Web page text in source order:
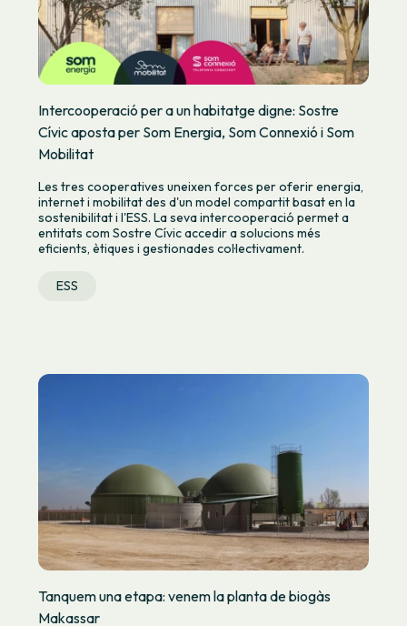
Intercooperació per a un habitatge digne: Sostre
Cívic aposta per Som Energia, Som Connexió i Som
Mobilitat
Les tres cooperatives uneixen forces per oferir energia,
internet i mobilitat des d'un model compartit basat en la
sostenibilitat i l'ESS. La seva intercooperació permet a
entitats com Sostre Cívic accedir a solucions més
eficients, ètiques i gestionades col·lectivament.
ESS
Tanquem una etapa: venem la planta de biogàs
Makassar